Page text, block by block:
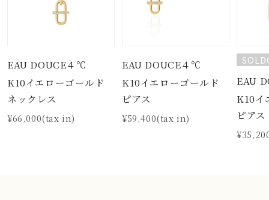
EAU DOUCE４℃
K10イエローゴールド
ネックレス
¥66,000(tax in)
EAU DOUCE４℃
K10イエローゴールド
ピアス
¥59,400(tax in)
EAU
K10イ
ピアス